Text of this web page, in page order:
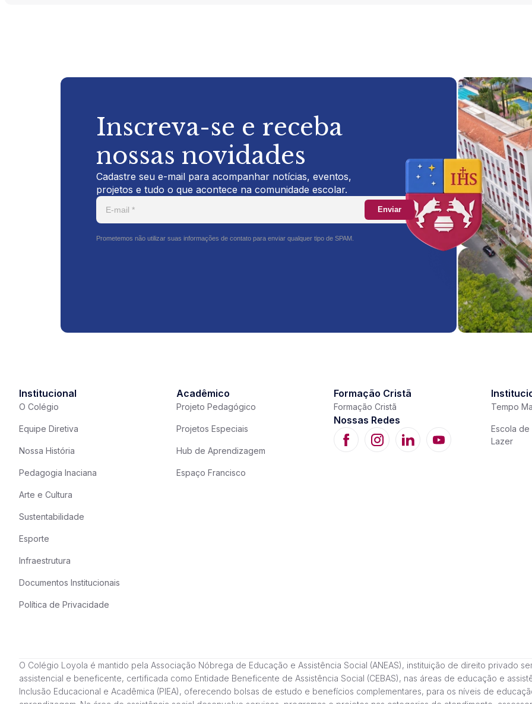
Inscreva-se e receba
nossas novidades
Cadastre seu e-mail para acompanhar notícias, eventos,
projetos e tudo o que acontece na comunidade escolar.
Enviar
Prometemos não utilizar suas informações de contato para enviar qualquer tipo de SPAM.
Institucional
O Colégio
Equipe Diretiva
Nossa História
Pedagogia Inaciana
Arte e Cultura
Sustentabilidade
Esporte
Infraestrutura
Documentos Institucionais
Política de Privacidade
Acadêmico
Projeto Pedagógico
Projetos Especiais
Hub de Aprendizagem
Espaço Francisco
Formação Cristã
Formação Cristã
Nossas Redes
Tempo
Escola de
Lazer
O Colégio Loyola é mantido pela Associação Nóbrega de Educação e Assistência Social (ANEAS), instituição de direito privado
assistencial e beneficente, certificada como Entidade Beneficente de Assistência Social (CEBAS), nas áreas de educação e
Inclusão Educacional e Acadêmica (PIEA), oferecendo bolsas de estudo e benefícios complementares, para os níveis de